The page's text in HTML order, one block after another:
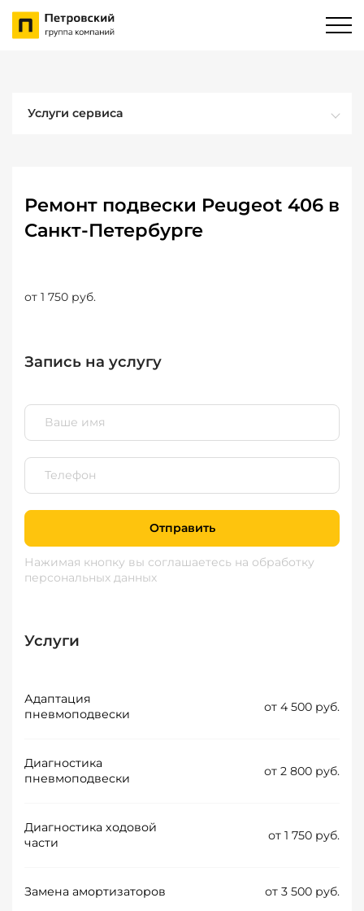
Услуги сервиса
Ремонт подвески Peugeot 406 в
Санкт-Петербурге
от 1 750 руб.
Запись на услугу
Отправить
Нажимая кнопку вы соглашаетесь на обработку
персональных данных
Услуги
Адаптация
пневмоподвески
от 4 500 руб.
Диагностика
пневмоподвески
от 2 800 руб.
Диагностика ходовой
части
от 1 750 руб.
Замена амортизаторов от 3 500 руб.